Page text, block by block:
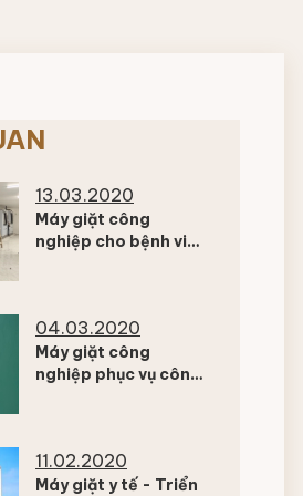
13.03.2020
Máy giặt công
nghiệp cho bệnh viện
04.03.2020
Máy giặt công
nghiệp phục vụ công
11.02.2020
Máy giặt y tế - Triển